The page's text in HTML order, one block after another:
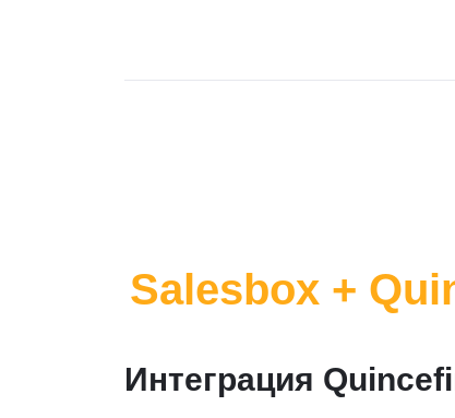
Salesbox +
Интеграция